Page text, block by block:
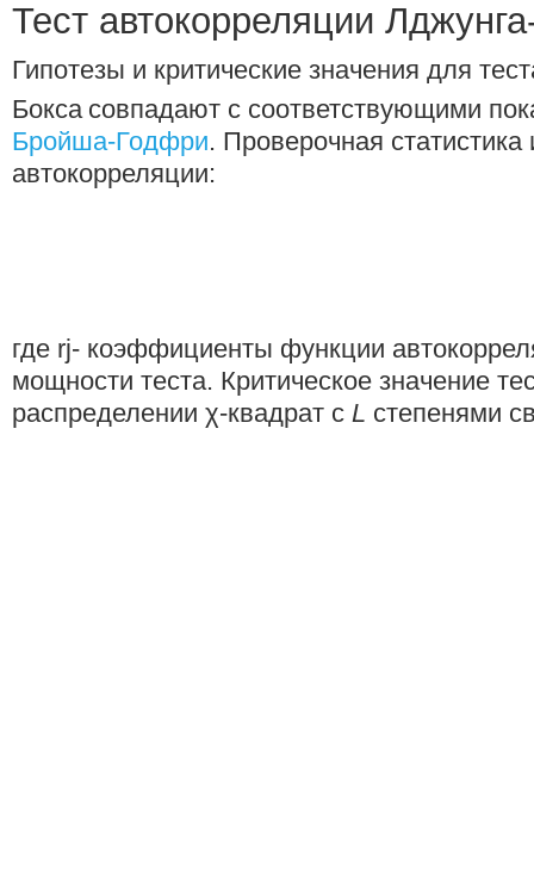
Тест автокорреляции
Гипотезы и критические значения для
Бокса совпадают с соответствующими
Бройша-Годфри. Проверочная
автокорре­ляции:
где rj- коэффициенты функции
мощности теста. Критическое значение
распределении χ-квадрат с L степенями